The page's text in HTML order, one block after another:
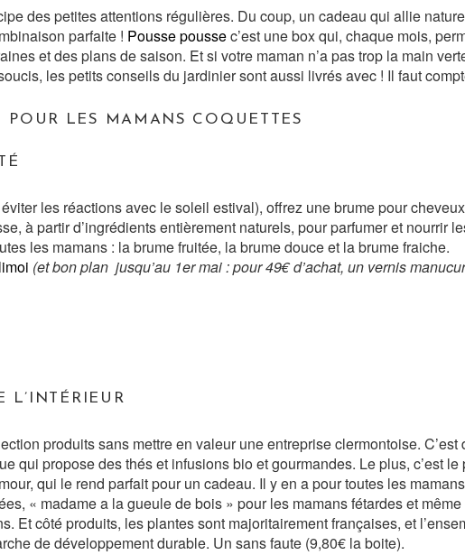
des petites attentions régulières. Du coup, un cadeau qui allie
parfaite ! Pousse poussec’est une box qui, chaque mois,
et des plans de saison. Et si votre maman n’a pas trop la main
les petits conseils du jardinier sont aussi livrés avec ! Il faut
POUR LES MAMANS COQUETTES
les réactions avec le soleil estival), offrez une brume pour
à partir d’ingrédients entièrement naturels, pour parfumer et nourrir
les mamans : la brume fruitée, la brume douce et la brume fraiche.
(et bon plan jusqu’au 1er mai : pour 49€ d’achat, un vernis
L’INTÉRIEUR
produits sans mettre en valeur une entreprise clermontoise. C’est
qui propose des thés et infusions bio et gourmandes. Le plus, c’est
qui le rend parfait pour un cadeau. Il y en a pour toutes les
« madame a la gueule de bois » pour les mamans fétardes et
Et côté produits, les plantes sont majoritairement françaises, et
de développement durable. Un sans faute (9,80€ la boite).